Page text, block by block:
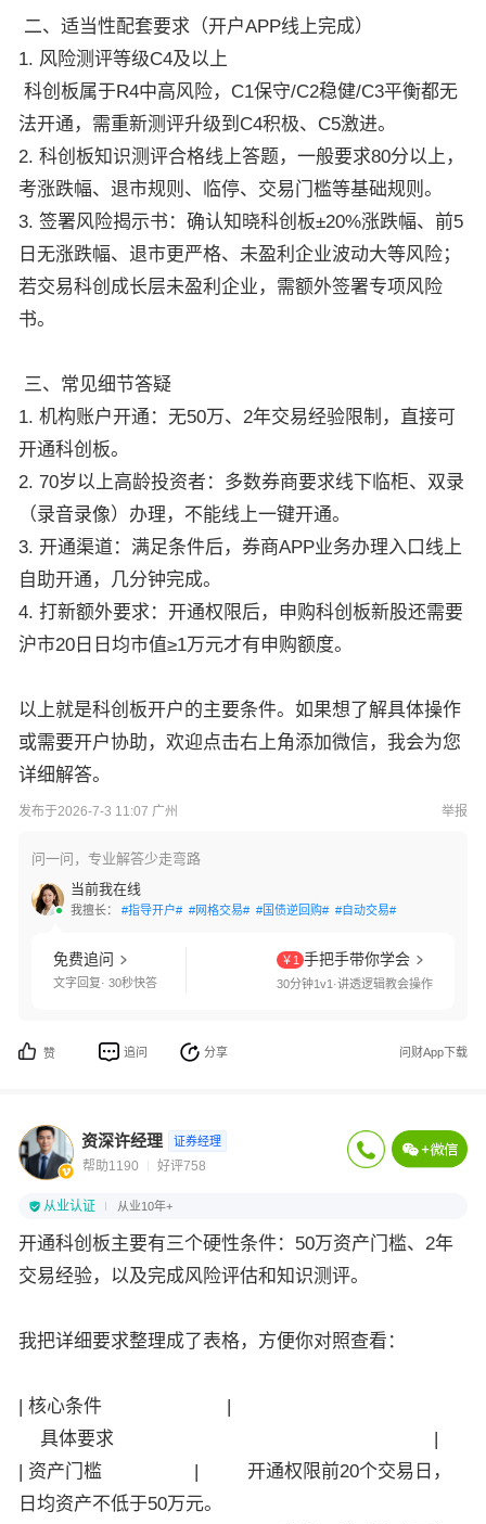
二、适当性配套要求（开户APP线上完成）
1. 风险测评等级C4及以上
科创板属于R4中高风险，C1保守/C2稳健/C3平衡都无
法开通，需重新测评升级到C4积极、C5激进。
2. 科创板知识测评合格线上答题，一般要求80分以上，
考涨跌幅、退市规则、临停、交易门槛等基础规则。
3. 签署风险揭示书：确认知晓科创板±20%涨跌幅、前5
日无涨跌幅、退市更严格、未盈利企业波动大等风险；
若交易科创成长层未盈利企业，需额外签署专项风险
书。
三、常见细节答疑
1. 机构账户开通：无50万、2年交易经验限制，直接可
开通科创板。
2. 70岁以上高龄投资者：多数券商要求线下临柜、双录
（录音录像）办理，不能线上一键开通。
3. 开通渠道：满足条件后，券商APP业务办理入口线上
自助开通，几分钟完成。
4. 打新额外要求：开通权限后，申购科创板新股还需要
沪市20日日均市值≥1万元才有申购额度。
以上就是科创板开户的主要条件。如果想了解具体操作
或需要开户协助，欢迎点击右上角添加微信，我会为您
详细解答。
发布于2026-7-3 11:07 广州 举报
问一问，专业解答少走弯路
当前我在线
我擅长： #指导开户# #网格交易# #国债逆回购# #自动交易#
免费追问
文字回复· 30秒快答
￥1 手把手带你学会
30分钟1v1·讲透逻辑教会操作
赞 追问 分享 问财App下载
资深许经理 证券经理
帮助1190 好评758
从业认证 从业10年+
开通科创板主要有三个硬性条件：50万资产门槛、2年
交易经验，以及完成风险评估和知识测评。
我把详细要求整理成了表格，方便你对照查看：
| 核心条件 |
具体要求 |
| 资产门槛 | 开通权限前20个交易日，
日均资产不低于50万元。